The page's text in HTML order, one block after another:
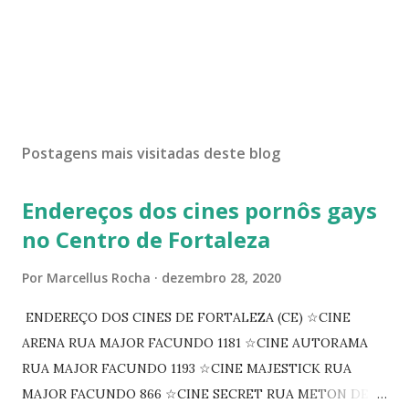
Postagens mais visitadas deste blog
Endereços dos cines pornôs gays
no Centro de Fortaleza
Por Marcellus Rocha dezembro 28, 2020
ENDEREÇO DOS CINES DE FORTALEZA (CE) ☆CINE
ARENA RUA MAJOR FACUNDO 1181 ☆CINE AUTORAMA
RUA MAJOR FACUNDO 1193 ☆CINE MAJESTICK RUA
MAJOR FACUNDO 866 ☆CINE SECRET RUA METON DE